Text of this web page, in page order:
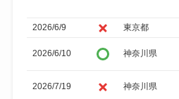
2026/6/9
東京都
2026/6/10 神奈川県
2026/7/19 神奈川県